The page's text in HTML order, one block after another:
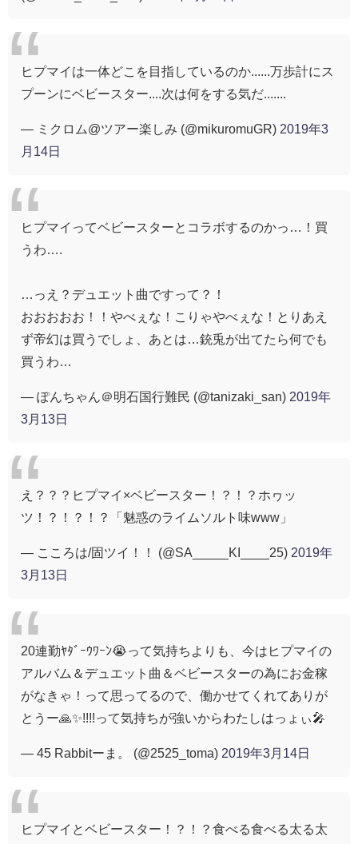
ヒプマイは一体どこを目指しているのか......万歩計にス
プーンにベビースター....次は何をする気だ.......
— ミクロム@ツアー楽しみ (@mikuromuGR) 2019年3
月14日
ヒプマイってベビースターとコラボするのかっ…！買
うわ….
…っえ？デュエット曲ですって？！
おおおおお！！やべぇな！こりゃやべぇな！とりあえ
ず帝幻は買うでしょ、あとは…銃兎が出てたら何でも
買うわ…
— ぽんちゃん＠明石国行難民 (@tanizaki_san) 2019年
3月13日
え？？？ヒプマイ×ベビースター！？！？ホヮッ
ツ！？！？！？「魅惑のライムソルト味www」
— こころは/固ツイ！！ (@SA_____KI____25) 2019年
3月13日
20連勤ﾔﾀﾞｰｳﾜｰﾝ😭って気持ちよりも、今はヒプマイの
アルバム＆デュエット曲＆ベビースターの為にお金稼
がなきゃ！って思ってるので、働かせてくれてありが
とうー🙏✨!!!!って気持ちが強いからわたしはっょぃ🎤
— 45 Rabbitーま。 (@2525_toma) 2019年3月14日
ヒプマイとベビースター！？！？食べる食べる太る太